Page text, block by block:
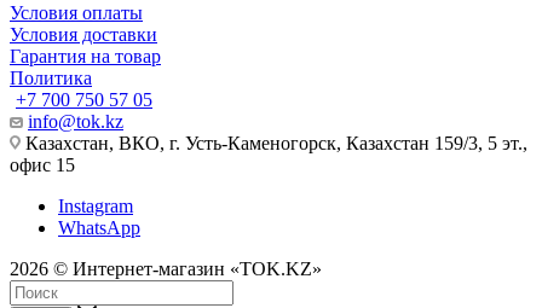
Условия оплаты
Условия доставки
Гарантия на товар
Политика
+7 700 750 57 05
info@tok.kz
Казахстан, ВКО, г. Усть-Каменогорск, Казахстан 159/3, 5 эт.,
офис 15
Instagram
WhatsApp
2026 © Интернет-магазин «TOK.KZ»